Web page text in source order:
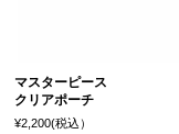
マスターピース
クリアポーチ
¥2,200(税込）